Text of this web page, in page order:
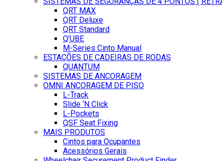
QRT MAX
QRT Deluxe
QRT Standard
Q’UBE
M-Series Cinto Manual
ESTAÇÕES DE CADEIRAS DE RODAS
QUANTUM
SISTEMAS DE ANCORAGEM
OMNI ANCORAGEM DE PISO
L-Track
Slide ‘N Click
L-Pockets
QSF Seat Fixing
MAIS PRODUTOS
Cintos para Ocupantes
Acessórios Gerais